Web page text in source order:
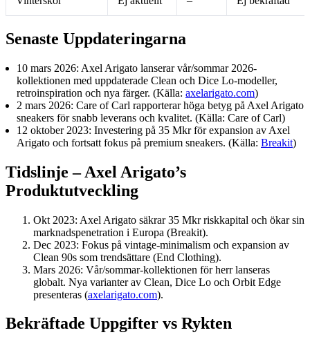
Senaste Uppdateringarna
10 mars 2026: Axel Arigato lanserar vår/sommar 2026-
kollektionen med uppdaterade Clean och Dice Lo-modeller,
retroinspiration och nya färger. (Källa: axelarigato.com)
2 mars 2026: Care of Carl rapporterar höga betyg på Axel Arigato
sneakers för snabb leverans och kvalitet. (Källa: Care of Carl)
12 oktober 2023: Investering på 35 Mkr för expansion av Axel
Arigato och fortsatt fokus på premium sneakers. (Källa: Breakit)
Tidslinje – Axel Arigato’s
Produktutveckling
Okt 2023: Axel Arigato säkrar 35 Mkr riskkapital och ökar sin
marknadspenetration i Europa (Breakit).
Dec 2023: Fokus på vintage-minimalism och expansion av
Clean 90s som trendsättare (End Clothing).
Mars 2026: Vår/sommar-kollektionen för herr lanseras
globalt. Nya varianter av Clean, Dice Lo och Orbit Edge
presenteras (axelarigato.com).
Bekräftade Uppgifter vs Rykten